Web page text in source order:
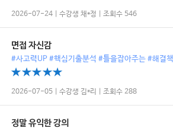
2026-07-24 | 수강생 채*정 | 조회수 546
면접 자신감
#사고력UP #핵심기출분석 #틀을잡아주는 #해결책
2026-07-05 | 수강생 김*리 | 조회수 288
정말 유익한 강의